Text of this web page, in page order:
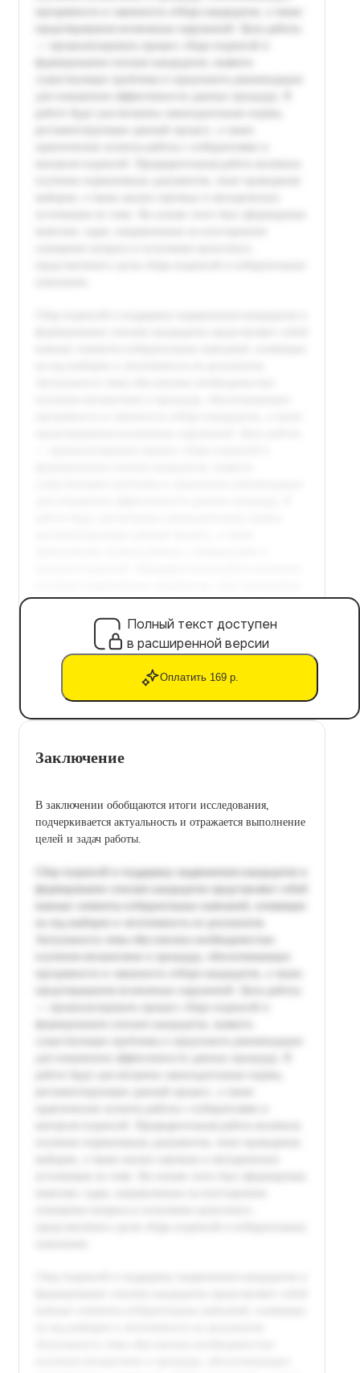
Полный текст доступен
в расширенной версии
Оплатить 169 р.
Заключение
В заключении обобщаются итоги исследования,
подчеркивается актуальность и отражается выполнение
целей и задач работы.